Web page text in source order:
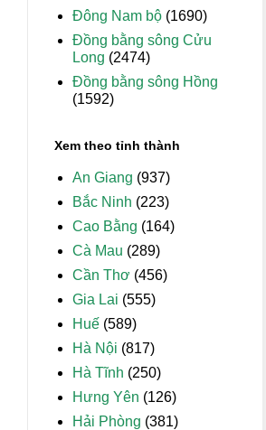
Đông Nam bộ (1690)
Đồng bằng sông Cửu
Long (2474)
Đồng bằng sông Hồng
(1592)
Xem theo tỉnh thành
An Giang (937)
Bắc Ninh (223)
Cao Bằng (164)
Cà Mau (289)
Cần Thơ (456)
Gia Lai (555)
Huế (589)
Hà Nội (817)
Hà Tĩnh (250)
Hưng Yên (126)
Hải Phòng (381)